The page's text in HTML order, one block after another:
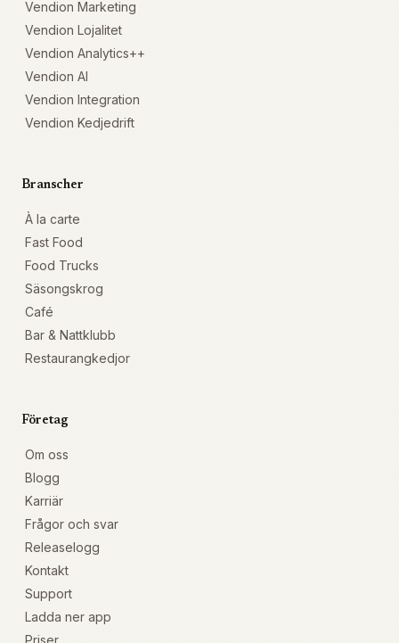
Vendion Marketing
Vendion Lojalitet
Vendion Analytics++
Vendion AI
Vendion Integration
Vendion Kedjedrift
Branscher
À la carte
Fast Food
Food Trucks
Säsongskrog
Café
Bar & Nattklubb
Restaurangkedjor
Företag
Om oss
Blogg
Karriär
Frågor och svar
Releaselogg
Kontakt
Support
Ladda ner app
Priser